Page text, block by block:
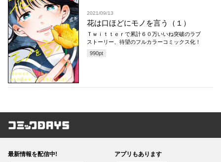
2021/09/13
花は口ほどにモノを言う（１）
Ｔｗｉｔｔｅｒで累計６０万いいね突破のラブ
ストーリー、待望のフルカラーコミックス化！
990pt
コミックDAYS
最新情報を配信中! アプリもあります